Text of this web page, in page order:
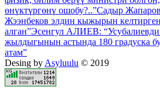
өнүктүргөнү ошобу?..”Садыр
Жээнбеков элдин кыжырын
алган”Эсенгул АЛИЕВ: “Усубалиевди
жылдыгынын астында 180 градуска
атам”
Desing by Asyluulu © 2019